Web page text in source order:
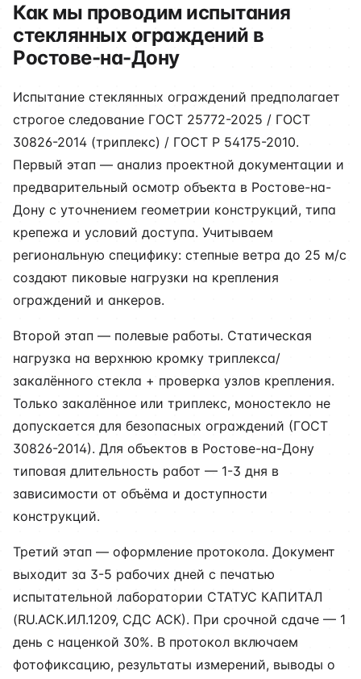
Как мы проводим испытания
стеклянных ограждений в
Ростове-на-Дону
Испытание стеклянных ограждений предполагает
строгое следование ГОСТ 25772-2025 / ГОСТ
30826-2014 (триплекс) / ГОСТ Р 54175-2010.
Первый этап — анализ проектной документации и
предварительный осмотр объекта в Ростове-на-
Дону с уточнением геометрии конструкций, типа
крепежа и условий доступа. Учитываем
региональную специфику: степные ветра до 25 м/с
создают пиковые нагрузки на крепления
ограждений и анкеров.
Второй этап — полевые работы. Статическая
нагрузка на верхнюю кромку триплекса/
закалённого стекла + проверка узлов крепления.
Только закалённое или триплекс, моностекло не
допускается для безопасных ограждений (ГОСТ
30826-2014). Для объектов в Ростове-на-Дону
типовая длительность работ — 1-3 дня в
зависимости от объёма и доступности
конструкций.
Третий этап — оформление протокола. Документ
выходит за 3-5 рабочих дней с печатью
испытательной лаборатории СТАТУС КАПИТАЛ
(RU.АСК.ИЛ.1209, СДС АСК). При срочной сдаче — 1
день с наценкой 30%. В протокол включаем
фотофиксацию, результаты измерений, выводы о